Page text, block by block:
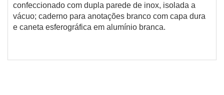
confeccionado com dupla parede de inox, isolada a
vácuo; caderno para anotações branco com capa dura
e caneta esferográfica em alumínio branca.